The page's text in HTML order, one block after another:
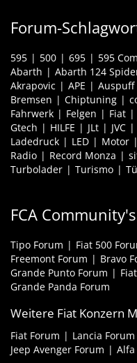
Forum-
595 500 695 595
Abarth
Abarth 124
Akrapovic
APE Auspuff
Bremsen
Chiptuning
Fahrwerk
Felgen Fiat
Gtech
HILFE JLt JVC
Ladedruck
LED Motor
Radio
Record Monza
Turbolader
Turismo
FCA Community's
Tipo Forum Fiat 500
Freemont Forum
Bravo
Grande Punto Forum
Grande Panda Forum
Weitere Fiat Konzern
Fiat Forum Lancia Forum
Jeep Avenger Forum
Alfa